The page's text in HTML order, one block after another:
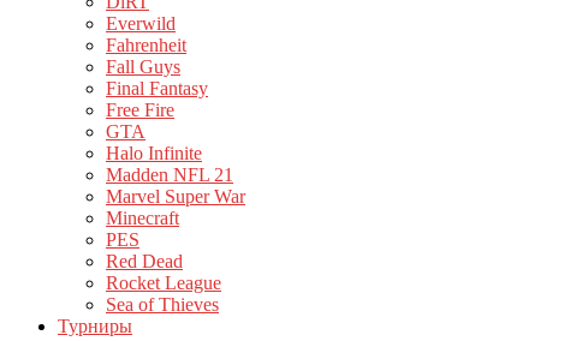
Everwild
Fahrenheit
Fall Guys
Final Fantasy
Free Fire
GTA
Halo Infinite
Madden NFL 21
Marvel Super War
Minecraft
PES
Red Dead
Rocket League
Sea of Thieves
Турниры